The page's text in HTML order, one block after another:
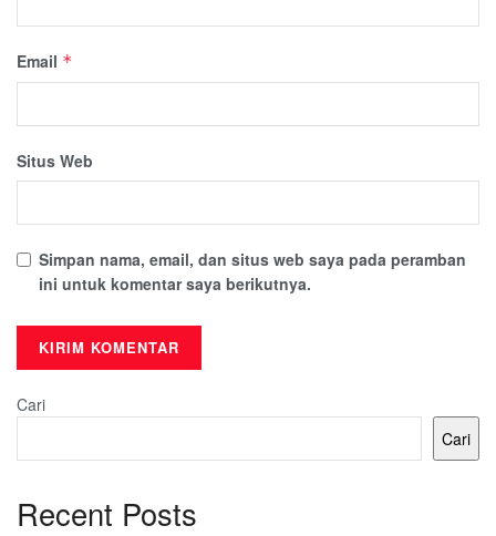
Email *
Situs Web
Simpan nama, email, dan situs web saya pada peramban
ini untuk komentar saya berikutnya.
Cari
Cari
Recent Posts